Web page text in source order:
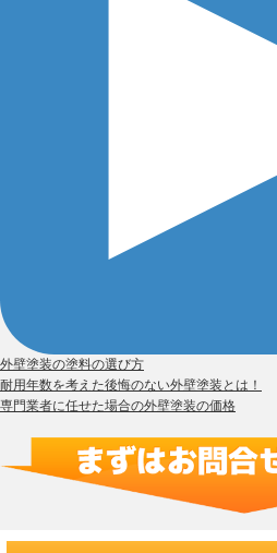
外壁塗装の塗料の選び方
耐用年数を考えた後悔のない外壁塗装とは！
専門業者に任せた場合の外壁塗装の価格